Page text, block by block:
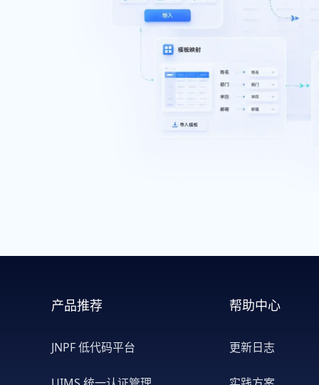
产品推荐
JNPF 低代码平台
帮助中心
更新日志